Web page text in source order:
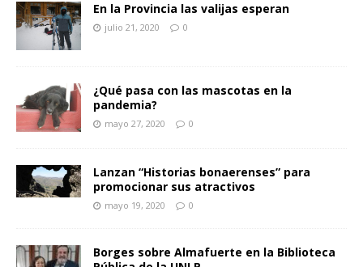
En la Provincia las valijas esperan
julio 21, 2020 0
¿Qué pasa con las mascotas en la
pandemia?
mayo 27, 2020 0
Lanzan “Historias bonaerenses” para
promocionar sus atractivos
mayo 19, 2020 0
Borges sobre Almafuerte en la Biblioteca